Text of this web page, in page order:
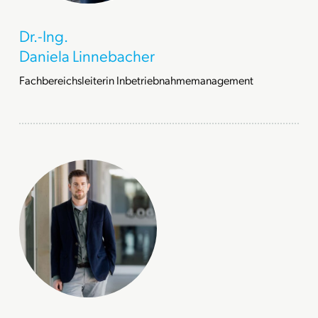
Dr.-Ing.
Daniela Linnebacher
Fachbereichsleiterin Inbetriebnahmemanagement